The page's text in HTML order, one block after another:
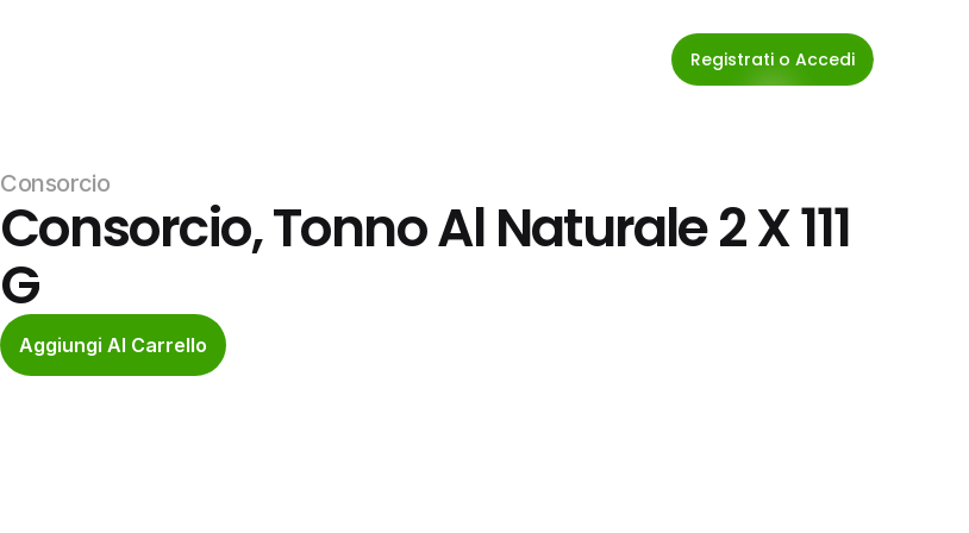
Registrati o Accedi
Consorcio
Consorcio, Tonno Al Naturale 2 X 111
G
Aggiungi Al Carrello